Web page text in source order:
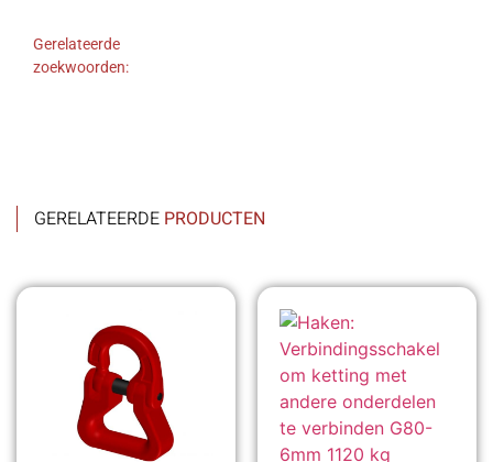
Gerelateerde
zoekwoorden:
GERELATEERDE PRODUCTEN